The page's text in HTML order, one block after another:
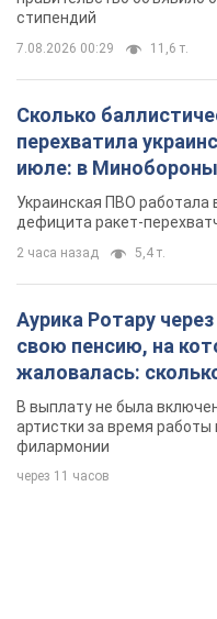
стипендий
7.08.2026 00:29 11,6 т.
Сколько
перехватила
июле: в
Украинская ПВО работала
дефицита ракет-
2 часа назад 5,4 т.
Аурика Ротару
свою пенсию, на
жаловалась:
певица
В выплату не была
артистки за время работы
филармонии
через 11 часов